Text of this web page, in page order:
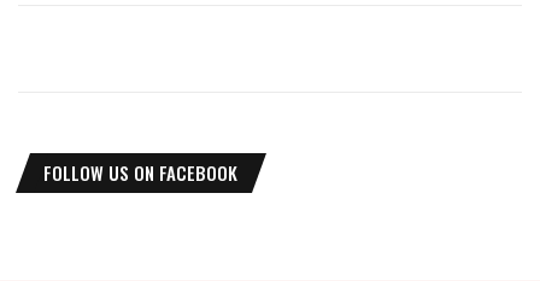
FOLLOW US ON FACEBOOK